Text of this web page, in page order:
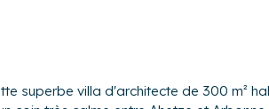
superbe villa d'architecte de 300 m²